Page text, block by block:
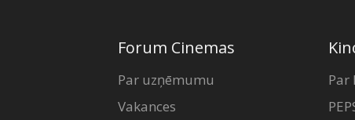
Forum Cinemas
Par uzņēmumu
Vakances
Par